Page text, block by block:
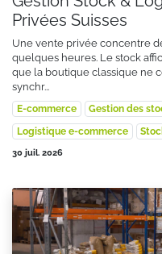
Privées Suisses
Une vente privée concentre
quelques heures. Le stock
que la boutique classique ne
synchr...
E-commerce
Gestion des
Logistique e-commerce
30 juil. 2026